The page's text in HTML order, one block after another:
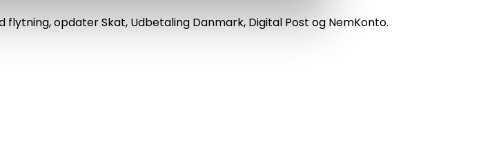
opdater Skat, Udbetaling Danmark, Digital Post og NemKonto.